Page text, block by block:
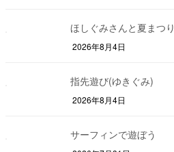
ほしぐみさんと夏まつり
2026年8月4日
指先遊び(ゆきぐみ)
2026年8月4日
サーフィンで遊ぼう